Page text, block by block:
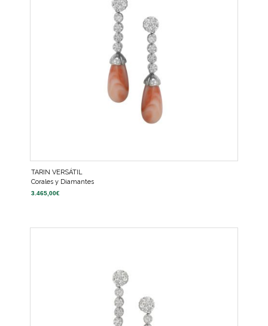
TARIN VERSÁTIL
Corales y Diamantes
3.465,00€